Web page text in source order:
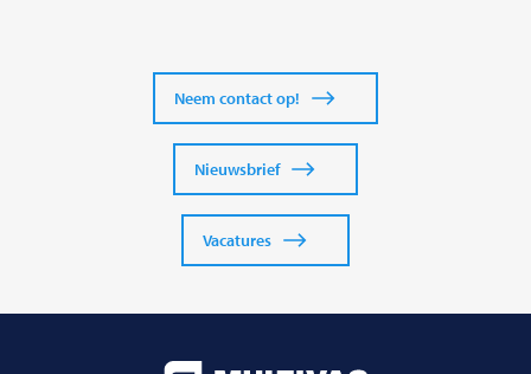
Neem contact op!
Nieuwsbrief
Vacatures